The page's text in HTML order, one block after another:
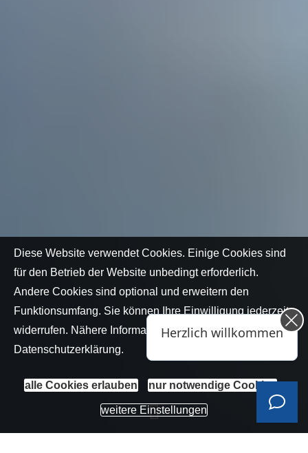
Diese Website verwendet Cookies. Einige Cookies sind
für den Betrieb der Website unbedingt erforderlich.
Andere Cookies sind optional und erweitern den
Funktionsumfang. Sie können Ihre Einwilligung jederzeit
widerrufen. Nähere Informationen finden Sie in der
Datenschutzerklärung.
alle Cookies erlauben nur notwendige Cookies
weitere Einstellungen
Herzlich willkommen bei Team Züfle!
👋
Teilen Sie uns einfach Ihr Anliegen mit
– wir sind nur eine Nachricht entfernt.